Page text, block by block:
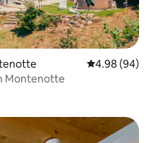
Calificación
4.98 (94)
Montenotte